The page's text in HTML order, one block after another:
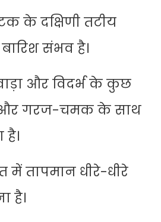
के दक्षिणी तटीय
संभव है।
और विदर्भ के कुछ
और गरज-चमक के साथ
में तापमान धीरे-धीरे
है।